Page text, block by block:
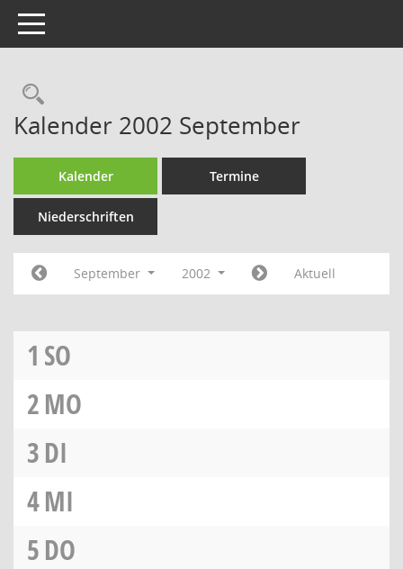
Toggle navigation
Rechercheauswahl
Kalender 2002 September
Kalender Termine
Niederschriften
September 2002 Aktuell
1 SO
2MO
3DI
4MI
5DO